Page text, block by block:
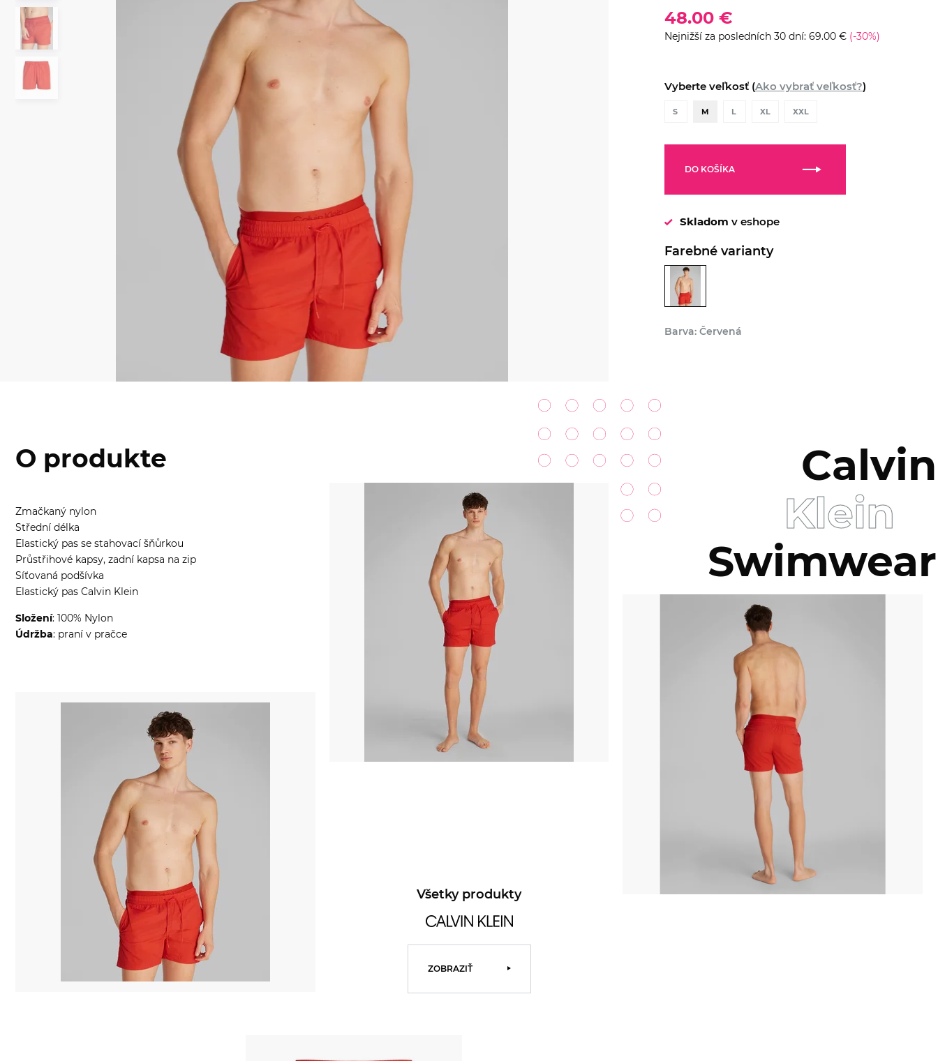
48.00 €
Nejnižší za posledních 30 dní: 69.00 € (-30%)
Vyberte veľkosť (Ako vybrať veľkosť?)
S M L XL XXL
DO KOŠÍKA
Skladom v eshope
Farebné varianty
Barva: Červená
O produkte
Zmačkaný nylon
Střední délka
Elastický pas se stahovací šňůrkou
Průstřihové kapsy, zadní kapsa na zip
Síťovaná podšívka
Elastický pas Calvin Klein
Složení: 100% Nylon
Údržba: praní v pračce
Calvin
Klein
Swimwear
Všetky produkty
ZOBRAZIŤ